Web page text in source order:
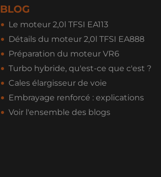
BLOG
Le moteur 2,0l TFSI EA113
Détails du moteur 2,0l TFSI EA888
Préparation du moteur VR6
Turbo hybride, qu'est-ce que c'est ?
Cales élargisseur de voie
Embrayage renforcé : explications
Voir l'ensemble des blogs